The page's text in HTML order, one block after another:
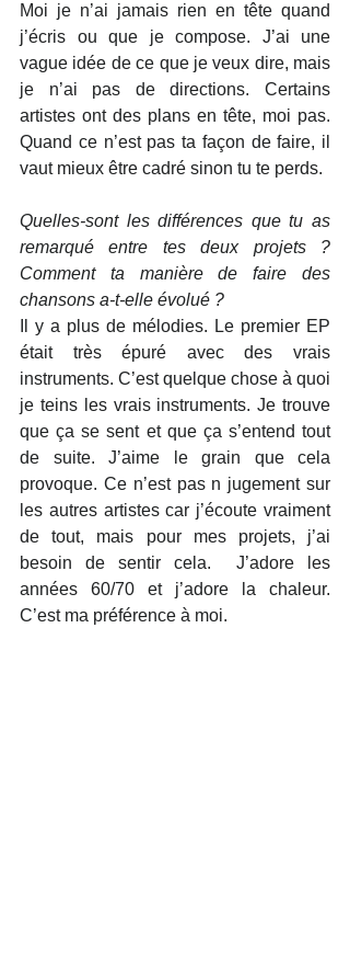
Moi je n’ai jamais rien en tête quand
j’écris ou que je compose. J’ai une
vague idée de ce que je veux dire, mais
je n’ai pas de directions. Certains
artistes ont des plans en tête, moi pas.
Quand ce n’est pas ta façon de faire, il
vaut mieux être cadré sinon tu te perds.
Quelles-sont les différences que tu as
remarqué entre tes deux projets ?
Comment ta manière de faire des
chansons a-t-elle évolué ?
Il y a plus de mélodies. Le premier EP
était très épuré avec des vrais
instruments. C’est quelque chose à quoi
je teins les vrais instruments. Je trouve
que ça se sent et que ça s’entend tout
de suite. J’aime le grain que cela
provoque. Ce n’est pas n jugement sur
les autres artistes car j’écoute vraiment
de tout, mais pour mes projets, j’ai
besoin de sentir cela.  J’adore les
années 60/70 et j’adore la chaleur.
C’est ma préférence à moi.